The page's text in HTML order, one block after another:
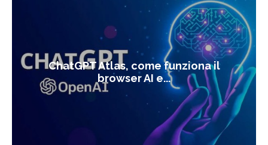
ChatGPT Atlas, come funziona il
browser AI e...